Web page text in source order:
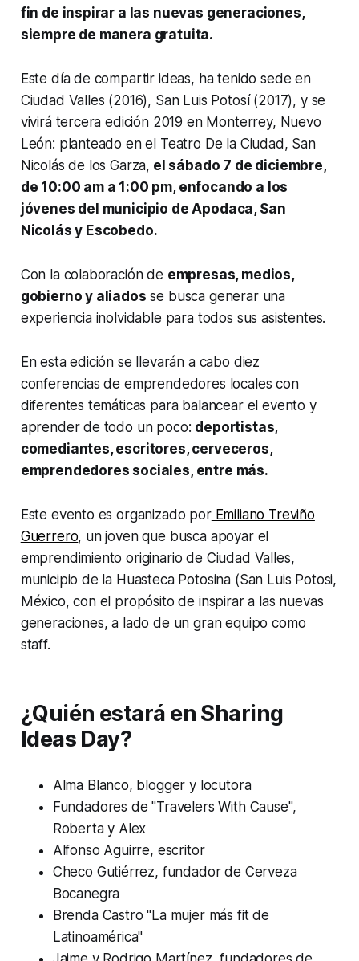
fin de inspirar a las nuevas generaciones,
siempre de manera gratuita.
Este día de compartir ideas, ha tenido sede en
Ciudad Valles (2016), San Luis Potosí (2017), y se
vivirá tercera edición 2019 en Monterrey, Nuevo
León: planteado en el Teatro De la Ciudad, San
Nicolás de los Garza, el sábado 7 de diciembre,
de 10:00 am a 1:00 pm, enfocando a los
jóvenes del municipio de Apodaca, San
Nicolás y Escobedo.
Con la colaboración de empresas, medios,
gobierno y aliados se busca generar una
experiencia inolvidable para todos sus asistentes.
En esta edición se llevarán a cabo diez
conferencias de emprendedores locales con
diferentes temáticas para balancear el evento y
aprender de todo un poco: deportistas,
comediantes, escritores, cerveceros,
emprendedores sociales, entre más.
Este evento es organizado porEmiliano Treviño
Guerrero, un joven que busca apoyar el
emprendimiento originario de Ciudad Valles,
municipio de la Huasteca Potosina (San Luis Potosi,
México, con el propósito de inspirar a las nuevas
generaciones, a lado de un gran equipo como
staff.
¿Quién estará en Sharing
Ideas Day?
Alma Blanco, blogger y locutora
Fundadores de "Travelers With Cause",
Roberta y Alex
Alfonso Aguirre, escritor
Checo Gutiérrez, fundador de Cerveza
Bocanegra
Brenda Castro "La mujer más fit de
Latinoamérica"